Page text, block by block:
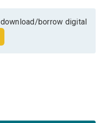
borrow digital